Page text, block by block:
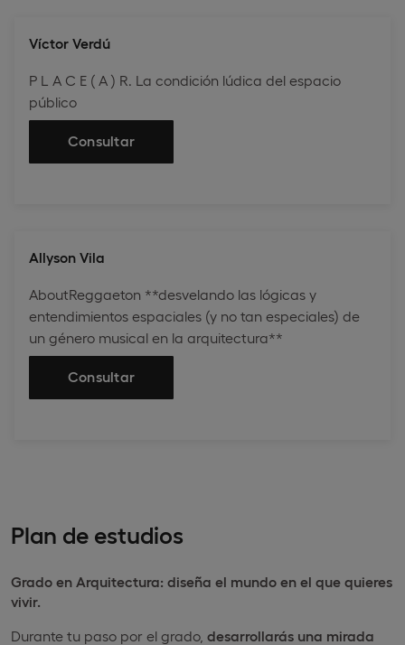
Víctor Verdú
P L A C E ( A ) R. La condición lúdica del espacio
público
Consultar
Allyson Vila
AboutReggaeton **desvelando las lógicas y
entendimientos espaciales (y no tan especiales) de
un género musical en la arquitectura**
Consultar
Plan de estudios
Grado en Arquitectura: diseña el mundo en el que quieres
vivir.
Durante tu paso por el grado, desarrollarás una mirada